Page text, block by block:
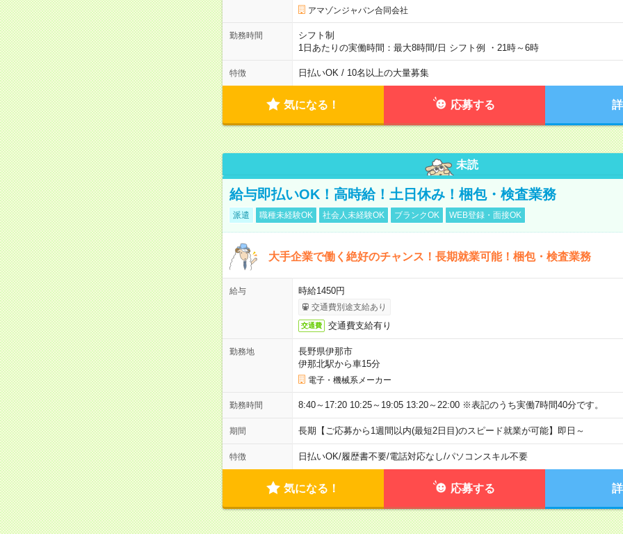
アマゾンジャパン合同会社
勤務時間
シフト制
1日あたりの実働時間：最大8時間/日 シフト例 ・21時～6時
特徴 日払いOK / 10名以上の大量募集
気になる！ 応募する
未読
給与即払いOK！高時給！土日休み！梱包・検査業務
派遣 職種未経験OK 社会人未経験OK ブランクOK WEB登録・面接OK
大手企業で働く絶好のチャンス！長期就業可能！梱包・検査業務
給与 時給1450円
交通費別途支給あり
交通費 交通費支給有り
勤務地
長野県伊那市
伊那北駅から車15分
電子・機械系メーカー
勤務時間 8:40～17:20 10:25～19:05 13:20～22:00 ※表記のうち実働7時間40分です。
期間 長期【ご応募から1週間以内(最短2日目)のスピード就業が可能】即日～
特徴 日払いOK/履歴書不要/電話対応なし/パソコンスキル不要
気になる！ 応募する